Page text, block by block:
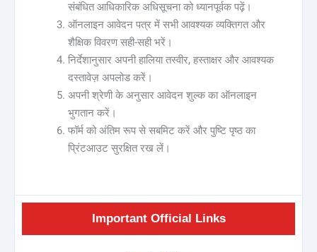
संबंधित आधिकारिक अधिसूचना को ध्यानपूर्वक पढ़ें।
ऑनलाइन आवेदन पत्र में सभी आवश्यक व्यक्तिगत और
शैक्षिक विवरण सही-सही भरें।
निर्देशानुसार अपनी हालिया तस्वीर, हस्ताक्षर और आवश्यक
दस्तावेज़ अपलोड करें।
अपनी श्रेणी के अनुसार आवेदन शुल्क का ऑनलाइन
भुगतान करें।
फॉर्म को अंतिम रूप से सबमिट करें और पुष्टि पृष्ठ का
प्रिंटआउट सुरक्षित रख लें।
Important Official Links